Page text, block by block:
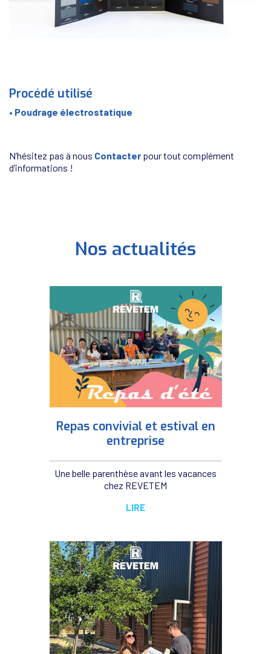
Procédé utilisé
• Poudrage électrostatique
N’hésitez pas à nous Contacter pour tout complément
d’informations !
Nos actualités
Repas convivial et estival en
entreprise
Une belle parenthèse avant les vacances
chez REVETEM
LIRE